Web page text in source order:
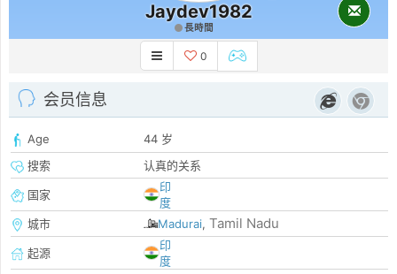
Jaydev1982
長時間
0
会员信息
Age
44 岁
搜索
认真的关系
国家
印
度
城市
Madurai, Tamil Nadu
起源
印
度